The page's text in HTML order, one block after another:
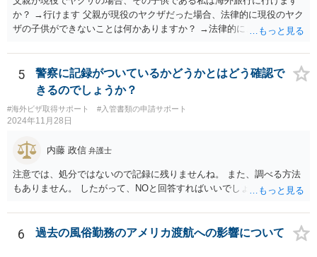
か？ →行けます 父親が現役のヤクザだった場合、法律的に現役のヤク
ザの子供ができないことは何かありますか？ →法律的に、ということ
5
警察に記録がついているかどうかとはどう確認で
きるのでしょうか？
#海外ビザ取得サポート #入管書類の申請サポート
2024年11月28日
内藤 政信 弁護士
注意では、処分ではないので記録に残りませんね。 また、調べる方法
もありません。 したがって、NOと回答すればいいでしょう。
6 過去の風俗勤務のアメリカ渡航への影響について